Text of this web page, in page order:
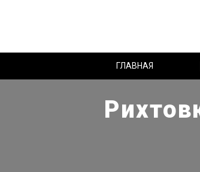
ГЛАВНАЯ